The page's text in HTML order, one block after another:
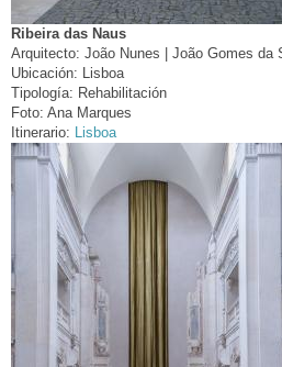
Ribeira das Naus
Arquitecto: João Nunes | João Gomes da
Ubicación: Lisboa
Tipología: Rehabilitación
Foto: Ana Marques
Itinerario: Lisboa